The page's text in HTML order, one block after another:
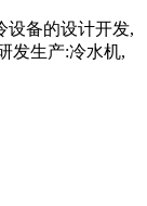
设备的设计开发,
发生产:冷水机,